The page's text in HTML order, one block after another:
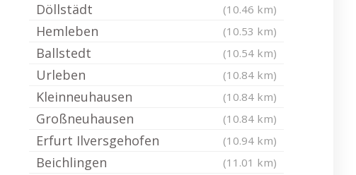
Döllstädt (10.46 km)
Hemleben (10.53 km)
Ballstedt (10.54 km)
Urleben (10.84 km)
Kleinneuhausen (10.84 km)
Großneuhausen (10.84 km)
Erfurt Ilversgehofen (10.94 km)
Beichlingen (11.01 km)